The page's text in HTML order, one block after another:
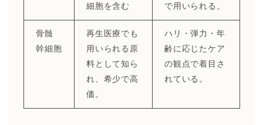
細胞を含む
で用いられる。
骨髄
幹細胞
再生医療でも
用いられる原
料として知ら
れ、希少で高
価。
ハリ・弾力・年
齢に応じたケア
の観点で着目さ
れている。